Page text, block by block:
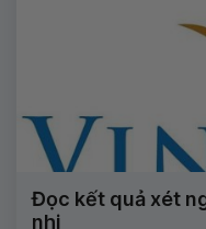
Đọc kết quả xét
nhi